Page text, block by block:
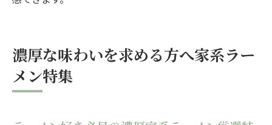
濃厚な味わいを求める方へ家系ラー
メン特集